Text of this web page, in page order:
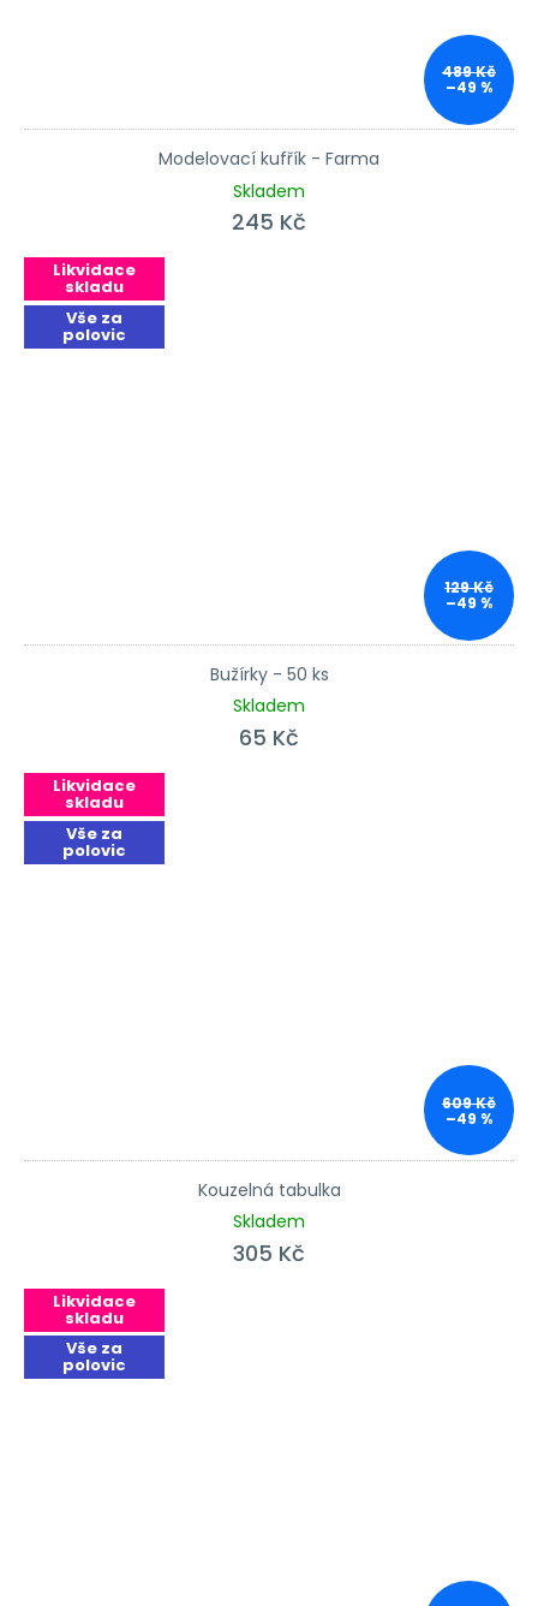
489 Kč
–49 %
Modelovací kufřík - Farma
Skladem
245 Kč
Likvidace
skladu
Vše za
polovic
129 Kč
–49 %
Bužírky - 50 ks
Skladem
65 Kč
Likvidace
skladu
Vše za
polovic
609 Kč
–49 %
Kouzelná tabulka
Skladem
305 Kč
Likvidace
skladu
Vše za
polovic